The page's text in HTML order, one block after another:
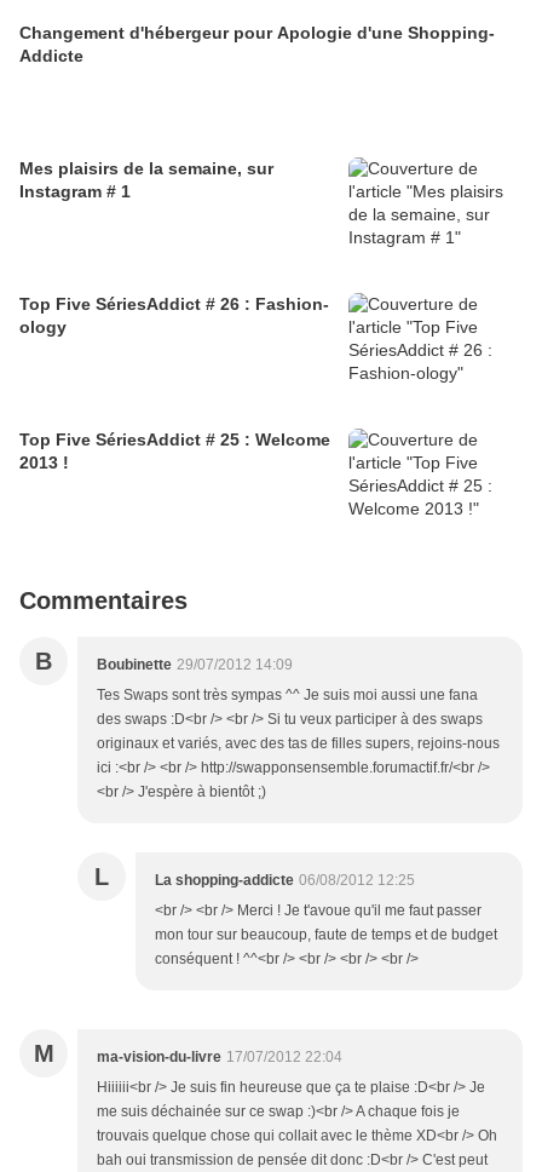
Changement d'hébergeur pour Apologie d'une Shopping-
Addicte
Mes plaisirs de la semaine, sur
Instagram # 1
Top Five SériesAddict # 26 : Fashion-
ology
Top Five SériesAddict # 25 : Welcome
2013 !
Commentaires
B Boubinette 29/07/2012 14:09
Tes Swaps sont très sympas ^^ Je suis moi aussi une fana
des swaps :D<br /> <br /> Si tu veux participer à des swaps
originaux et variés, avec des tas de filles supers, rejoins-nous
ici :<br /> <br /> http://swapponsensemble.forumactif.fr/<br />
<br /> J'espère à bientôt ;)
L La shopping-addicte 06/08/2012 12:25
<br /> <br /> Merci ! Je t'avoue qu'il me faut passer
mon tour sur beaucoup, faute de temps et de budget
conséquent ! ^^<br /> <br /> <br /> <br />
M ma-vision-du-livre 17/07/2012 22:04
Hiiiiii<br /> Je suis fin heureuse que ça te plaise :D<br /> Je
me suis déchainée sur ce swap :)<br /> A chaque fois je
trouvais quelque chose qui collait avec le thème XD<br /> Oh
bah oui transmission de pensée dit donc :D<br /> C'est peut